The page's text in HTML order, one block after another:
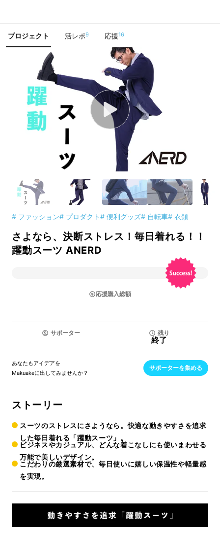
プロジェクト 活レポ9 応援16
# ファッション# プロダクト# 便利グッズ# 自転車# 衣類
さよなら、決断ストレス！毎日着れる！！
躍動スーツ ANERD
応援購入総額
サポーター 残り
終了
あなたもアイデアを
Makuakeに出してみませんか？
サポーターを集める
ストーリー
スーツのストレスにさようなら。快適な動きやすさを追求
した毎日着れる「躍動スーツ」。
ビジネスやカジュアル、
どんな着こなしにも使いまわせる
万能で美しいデザイン。
こだわりの厳選素材で、毎日使いに嬉しい保温性や軽量感
を実現。